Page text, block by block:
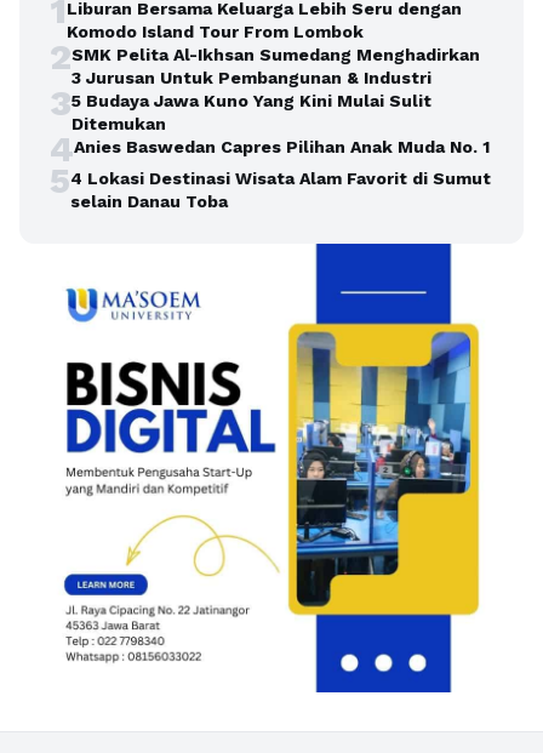
1Liburan Bersama Keluarga Lebih Seru dengan
Komodo Island Tour From Lombok
2SMK Pelita Al-Ikhsan Sumedang Menghadirkan
3 Jurusan Untuk Pembangunan & Industri
35 Budaya Jawa Kuno Yang Kini Mulai Sulit
Ditemukan
4Anies Baswedan Capres Pilihan Anak Muda No. 1
54 Lokasi Destinasi Wisata Alam Favorit di Sumut
selain Danau Toba